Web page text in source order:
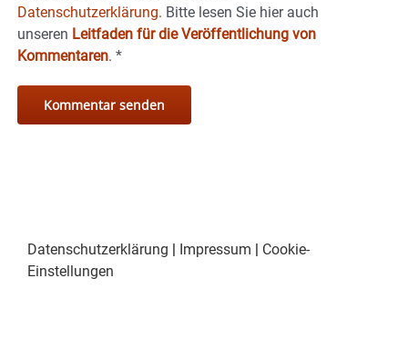
Datenschutzerklärung. Bitte lesen Sie hier auch
unseren Leitfaden für die Veröffentlichung von
Kommentaren. *
Datenschutzerklärung | Impressum | Cookie-
Einstellungen